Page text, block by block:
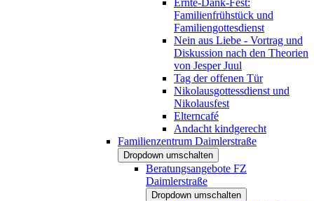
Familienfrühstück und
Familiengottesdienst
Nein aus Liebe - Vortrag und
Diskussion nach den Theorien
von Jesper Juul
Tag der offenen Tür
Nikolausgottessdienst und
Nikolausfest
Elterncafé
Andacht kindgerecht
Familienzentrum Daimlerstraße
Dropdown umschalten
Beratungsangebote FZ
Daimlerstraße
Dropdown umschalten